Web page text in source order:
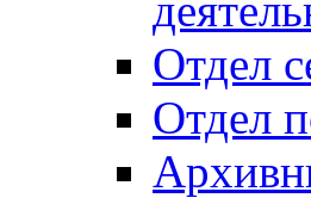
Отдел
Отдел